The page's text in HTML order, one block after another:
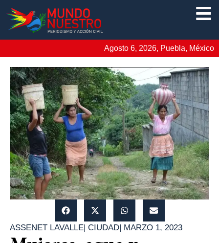
Agosto 6, 2026, Puebla, México
ASSENET LAVALLE CIUDAD MARZO 1, 2023